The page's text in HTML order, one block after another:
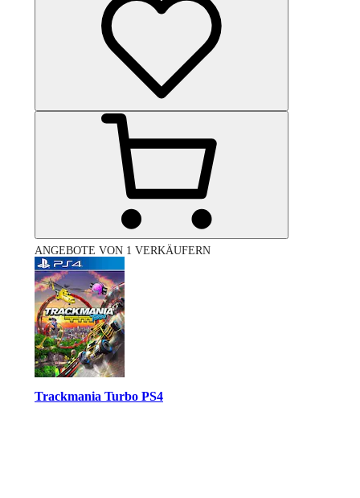
ANGEBOTE VON 1 VERKÄUFERN
Trackmania Turbo PS4